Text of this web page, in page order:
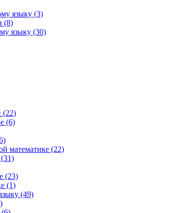
языку (3)
(8)
языку (30)
(22)
(6)
математике (22)
(23)
(1)
(49)